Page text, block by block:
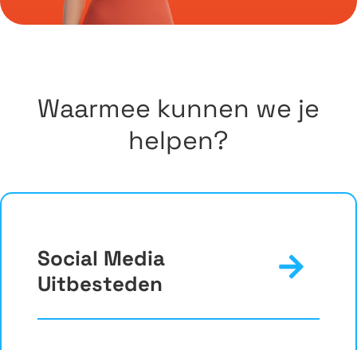
Waarmee kunnen we je
helpen?
Social Media
Uitbesteden